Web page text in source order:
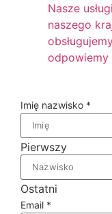
Imię nazwisko *
Pierwszy
Ostatni
Email *
Nasze
naszego
odpowiemy